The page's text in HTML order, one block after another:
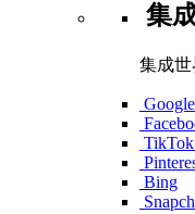
集
集成世
Google
Bing